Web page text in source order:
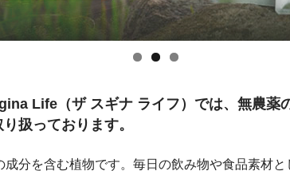
Life（ザ スギナ ライフ）では、無農薬
扱っております。
分を含む植物です。毎日の飲み物や食品素材